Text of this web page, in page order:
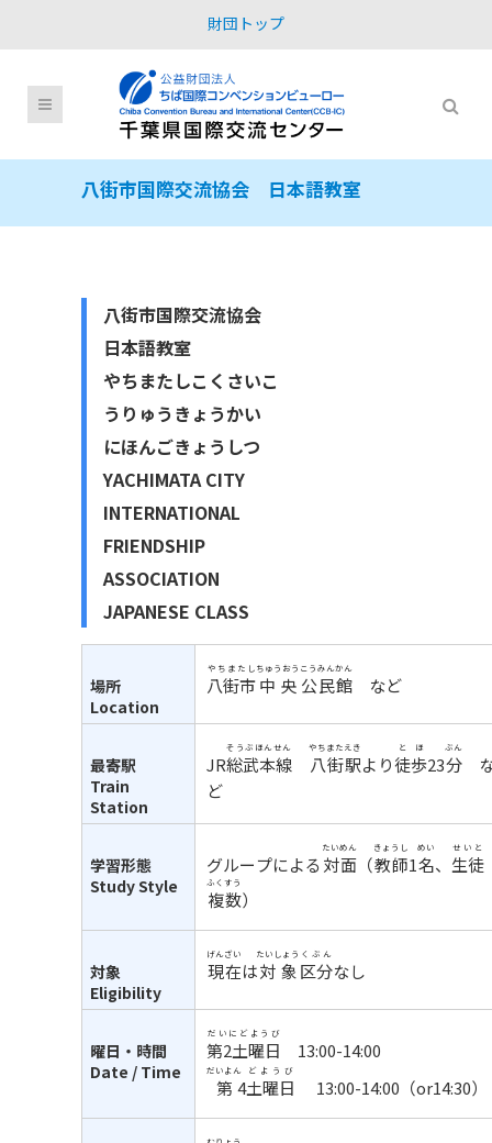
財団トップ
八街市国際交流協会 日本語教室
八街市国際交流協会
日本語教室
やちまたしこくさいこ
うりゅうきょうかい
にほんごきょうしつ
YACHIMATA CITY
INTERNATIONAL
FRIENDSHIP
ASSOCIATION
JAPANESE CLASS
場所
Location
八街市
やちまたし
中央
ちゅうおう
公民館
こうみんかん
など
最寄駅
Train
Station
JR総武本線
そうぶほんせん
八街
やちまた
駅
えき
より徒歩
とほ
23分
ぶん
ど
学習形態
Study Style
グループによる 対面
たいめん
（教師
きょうし
1名
めい
、 生徒
せいと
複数
ふくすう
）
対象
Eligibility
現在
げんざい
は対象
たいしょう
区分
くぶん
なし
曜日・時間
Date / Time
第2土曜日
だいにどようび
13:00-14:00
第
だいよん
4土曜日
どようび
13:00-14:00（or14:30）